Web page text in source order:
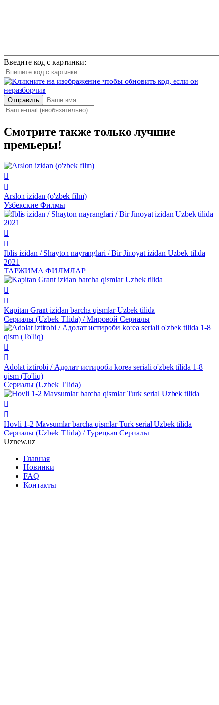
Введите код с картинки:
Отправить
Смотрите также только лучшие
премьеры!
Arslon izidan (o'zbek film)
Узбекские Филмы
Iblis izidan / Shayton nayranglari / Bir Jinoyat izidan Uzbek tilida
2021
ТАРЖИМА ФИЛМЛАР
Kapitan Grant izidan barcha qismlar Uzbek tilida
Сериалы (Uzbek Tilida) / Мировой Сериалы
Adolat iztirobi / Адолат истироби korea seriali o'zbek tilida 1-8
qism (To'liq)
Сериалы (Uzbek Tilida)
Hovli 1-2 Mavsumlar barcha qismlar Turk serial Uzbek tilida
Сериалы (Uzbek Tilida) / Турецкая Сериалы
Uznew.uz
Главная
Новинки
FAQ
Контакты